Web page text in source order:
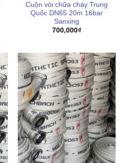
Cuộn vòi chữa cháy Trung
Quốc DN65 20m 16bar
Sanxing
700,000₫